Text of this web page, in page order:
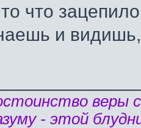
что
и видишь,
веры
- этой